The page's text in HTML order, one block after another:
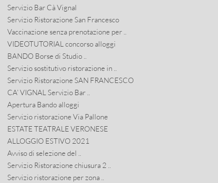
Servizio Bar Cà Vignal
Servizio Ristorazione San Francesco
Vaccinazione senza prenotazione per ..
VIDEOTUTORIAL concorso alloggi
BANDO Borse di Studio ..
Servizio sostitutivo ristorazione in ..
Servizio Ristorazione SAN FRANCESCO
CA’ VIGNAL Servizio Bar ..
Apertura Bando alloggi
Servizio ristorazione Via Pallone
ESTATE TEATRALE VERONESE
ALLOGGIO ESTIVO 2021
Avviso di selezione del ..
Servizio Ristorazione chiusura 2 ..
Servizio ristorazione per zona ..